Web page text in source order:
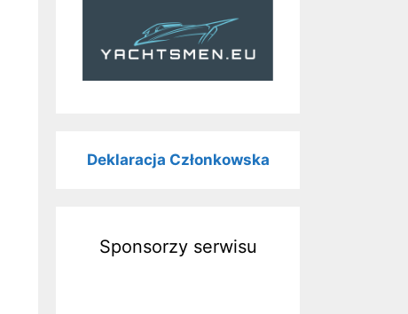
Deklaracja Członkowska
Sponsorzy serwisu